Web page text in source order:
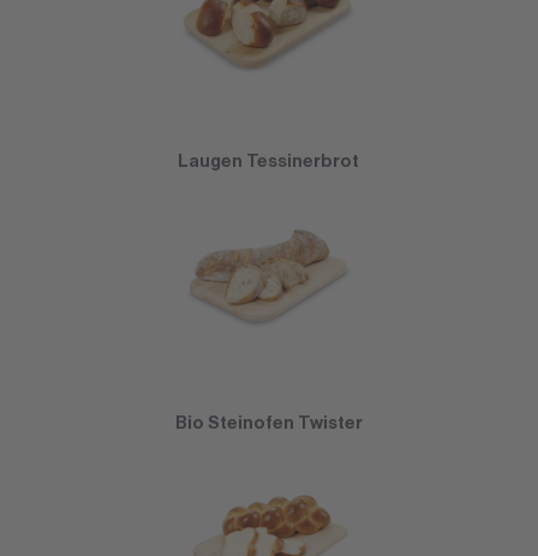
Laugen Tessinerbrot
Bio Steinofen Twister